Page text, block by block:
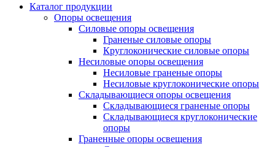
Каталог продукции
Oпоры oсвeщения
Силовые опоры освещения
Граненые силовые опоры
Круглоконические силовые опоры
Несиловые опоры освещения
Несиловые граненые опоры
Несиловые круглоконические опоры
Складывающиеся опоры освещения
Складывающиеся граненые опоры
Складывающиеся круглоконические
опоры
Граненные опоры освещения